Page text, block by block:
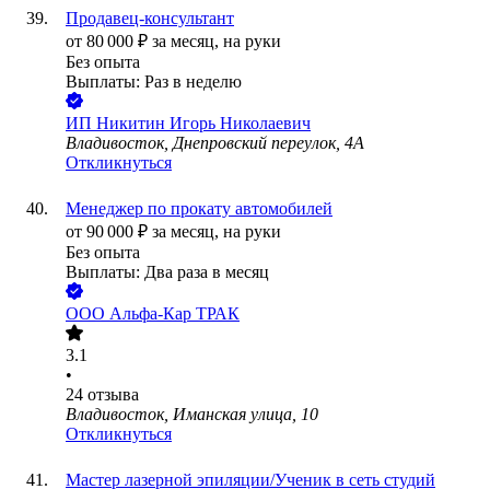
Продавец-консультант
от 80 000 ₽ за месяц, на руки
Без опыта
Выплаты: Раз в неделю
ИП Никитин Игорь Николаевич
Владивосток, Днепровский переулок, 4А
Откликнуться
Менеджер по прокату автомобилей
от 90 000 ₽ за месяц, на руки
Без опыта
Выплаты: Два раза в месяц
ООО Альфа-Кар ТРАК
3.1
•
24 отзыва
Владивосток, Иманская улица, 10
Откликнуться
Мастер лазерной эпиляции/Ученик в сеть студий